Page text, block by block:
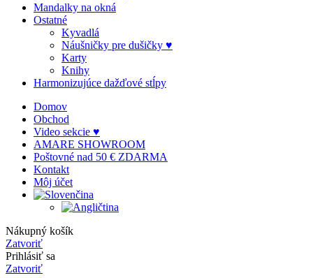
Mandalky na okná
Ostatné
Kyvadlá
Náušničky pre dušičky ♥
Karty
Knihy
Harmonizujúce dažďové stĺpy
Domov
Obchod
Video sekcie ♥
AMARE SHOWROOM
Poštovné nad 50 € ZDARMA
Kontakt
Môj účet
Nákupný košík
Zatvoriť
Prihlásiť sa
Zatvoriť